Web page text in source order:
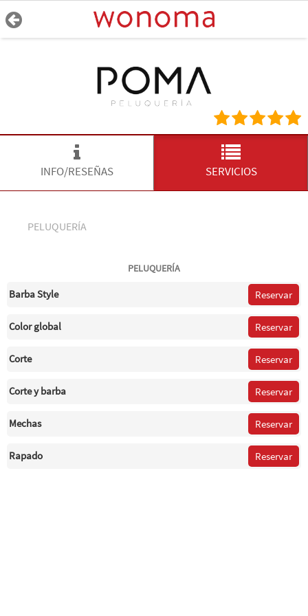
INFO/RESEÑAS SERVICIOS
PELUQUERÍA
PELUQUERÍA
Barba Style Reservar
Color global Reservar
Corte Reservar
Corte y barba Reservar
Mechas Reservar
Rapado Reservar